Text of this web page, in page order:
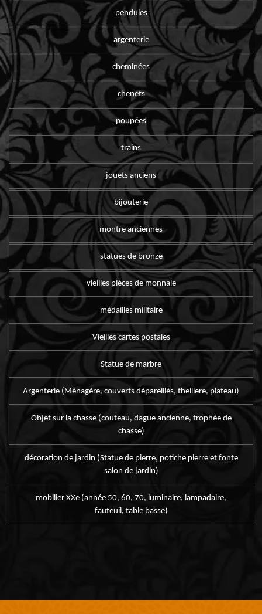
pendules
argenterie
cheminées
chenets
poupées
trains
jouets anciens
bijouterie
montre anciennes
statues de bronze
vieilles pièces de monnaie
médailles militaire
Vieilles cartes postales
Statue de marbre
Argenterie (Ménagère, couverts dépareillés, theillere, plateau)
Objet sur la chasse (couteau, dague ancienne, trophée de
chasse)
décoration de jardin (Statue de pierre, potiche pierre et fonte
salon de jardin)
mobilier XXe (année 50, 60, 70, luminaire, lampadaire,
fauteuil, table basse)